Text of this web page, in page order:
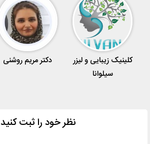
کلینیک زیبایی و لیزر
سیلوانا
دکتر مریم روشنی
نظر خود را ثبت کنید